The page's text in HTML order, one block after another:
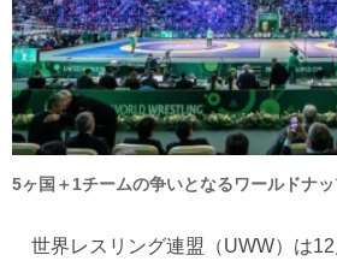
5ヶ国＋1チームの争いとなるワールドナ
世界レスリング連盟（UWW）は